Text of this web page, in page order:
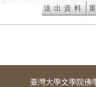
臺灣大學文學院佛